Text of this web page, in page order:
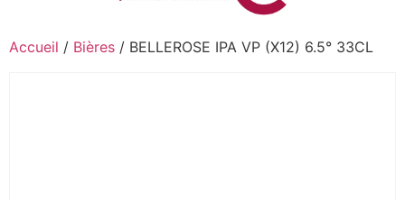
Accueil / Bières / BELLEROSE IPA VP (X12) 6.5° 33CL